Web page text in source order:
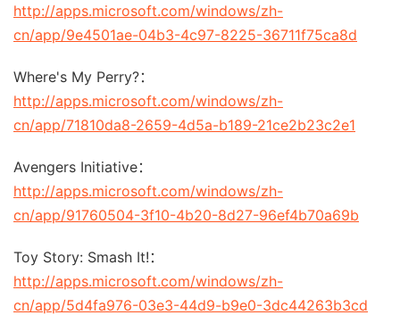
http://apps.microsoft.com/windows/zh-
cn/app/9e4501ae-04b3-4c97-8225-36711f75ca8d
Where's My Perry?：
http://apps.microsoft.com/windows/zh-
cn/app/71810da8-2659-4d5a-b189-21ce2b23c2e1
Avengers Initiative：
http://apps.microsoft.com/windows/zh-
cn/app/91760504-3f10-4b20-8d27-96ef4b70a69b
Toy Story: Smash It!：
http://apps.microsoft.com/windows/zh-
cn/app/5d4fa976-03e3-44d9-b9e0-3dc44263b3cd